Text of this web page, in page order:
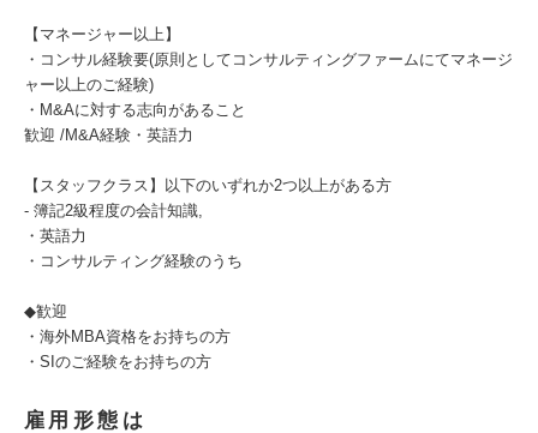
【マネージャー以上】
・コンサル経験要(原則としてコンサルティングファームにてマネージ
ャー以上のご経験)
・M&Aに対する志向があること
歓迎 /M&A経験・英語力
【スタッフクラス】以下のいずれか2つ以上がある方
- 簿記2級程度の会計知識,
・英語力
・コンサルティング経験のうち
◆歓迎
・海外MBA資格をお持ちの方
・SIのご経験をお持ちの方
雇用形態は